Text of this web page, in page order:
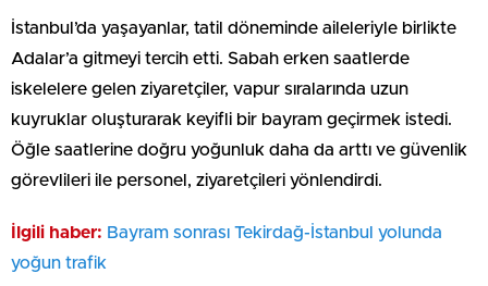
İstanbul’da yaşayanlar, tatil döneminde aileleriyle birlikte
Adalar’a gitmeyi tercih etti. Sabah erken saatlerde
iskelelere gelen ziyaretçiler, vapur sıralarında uzun
kuyruklar oluşturarak keyifli bir bayram geçirmek istedi.
Öğle saatlerine doğru yoğunluk daha da arttı ve güvenlik
görevlileri ile personel, ziyaretçileri yönlendirdi.
İlgili haber: Bayram sonrası Tekirdağ-İstanbul yolunda
yoğun trafik